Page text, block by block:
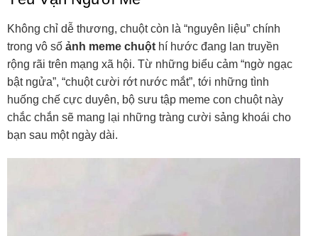
Không chỉ dễ thương, chuột còn là “nguyên liệu” chính
trong vô số ảnh meme chuột hí hước đang lan truyền
rộng rãi trên mạng xã hội. Từ những biểu cảm “ngờ ngạc
bật ngửa”, “chuột cười rớt nước mắt”, tới những tình
huống chế cực duyên, bộ sưu tập meme con chuột này
chắc chắn sẽ mang lại những tràng cười sảng khoái cho
bạn sau một ngày dài.